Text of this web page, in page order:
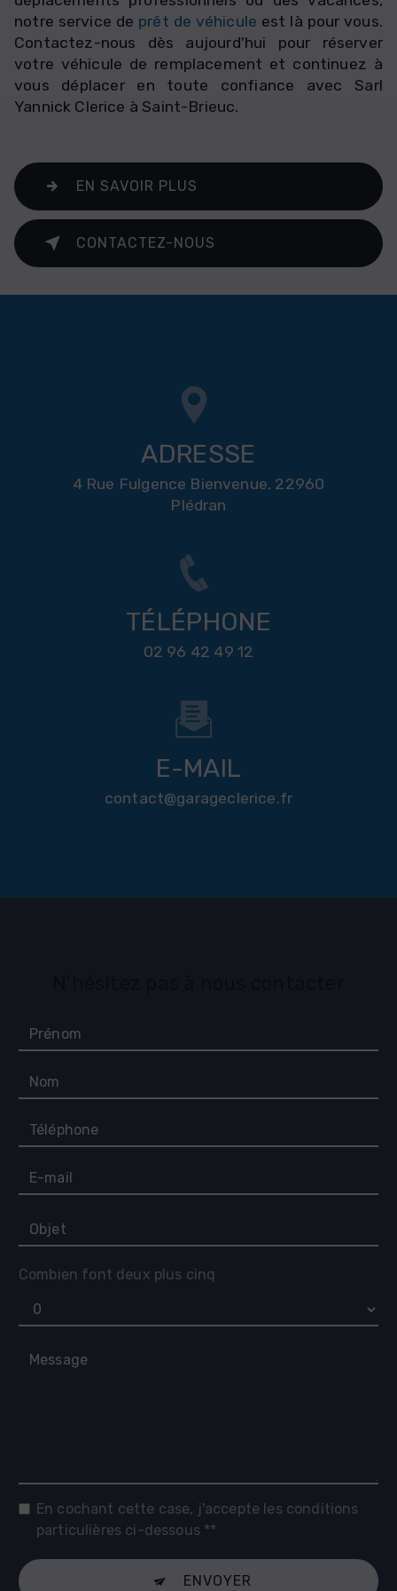
notre service de prêt de véhicule est là pour vous.
Contactez-nous dès aujourd'hui pour réserver
votre véhicule de remplacement et continuez à
vous déplacer en toute confiance avec Sarl
Yannick Clerice à Saint-Brieuc.
EN SAVOIR PLUS
CONTACTEZ-NOUS
ADRESSE
4 Rue Fulgence Bienvenue, 22960
Plédran
TÉLÉPHONE
02 96 42 49 12
E-MAIL
contact@garageclerice.fr
Combien font deux plus cinq
En cochant cette case, j'accepte les conditions
particulières ci-dessous **
ENVOYER